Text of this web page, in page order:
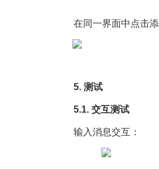
在同一界面中点击
5. 测试
5.1. 交互测试
输入消息交互：